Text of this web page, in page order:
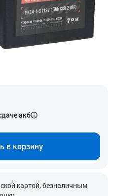
акб
в корзину
картой, безналичным